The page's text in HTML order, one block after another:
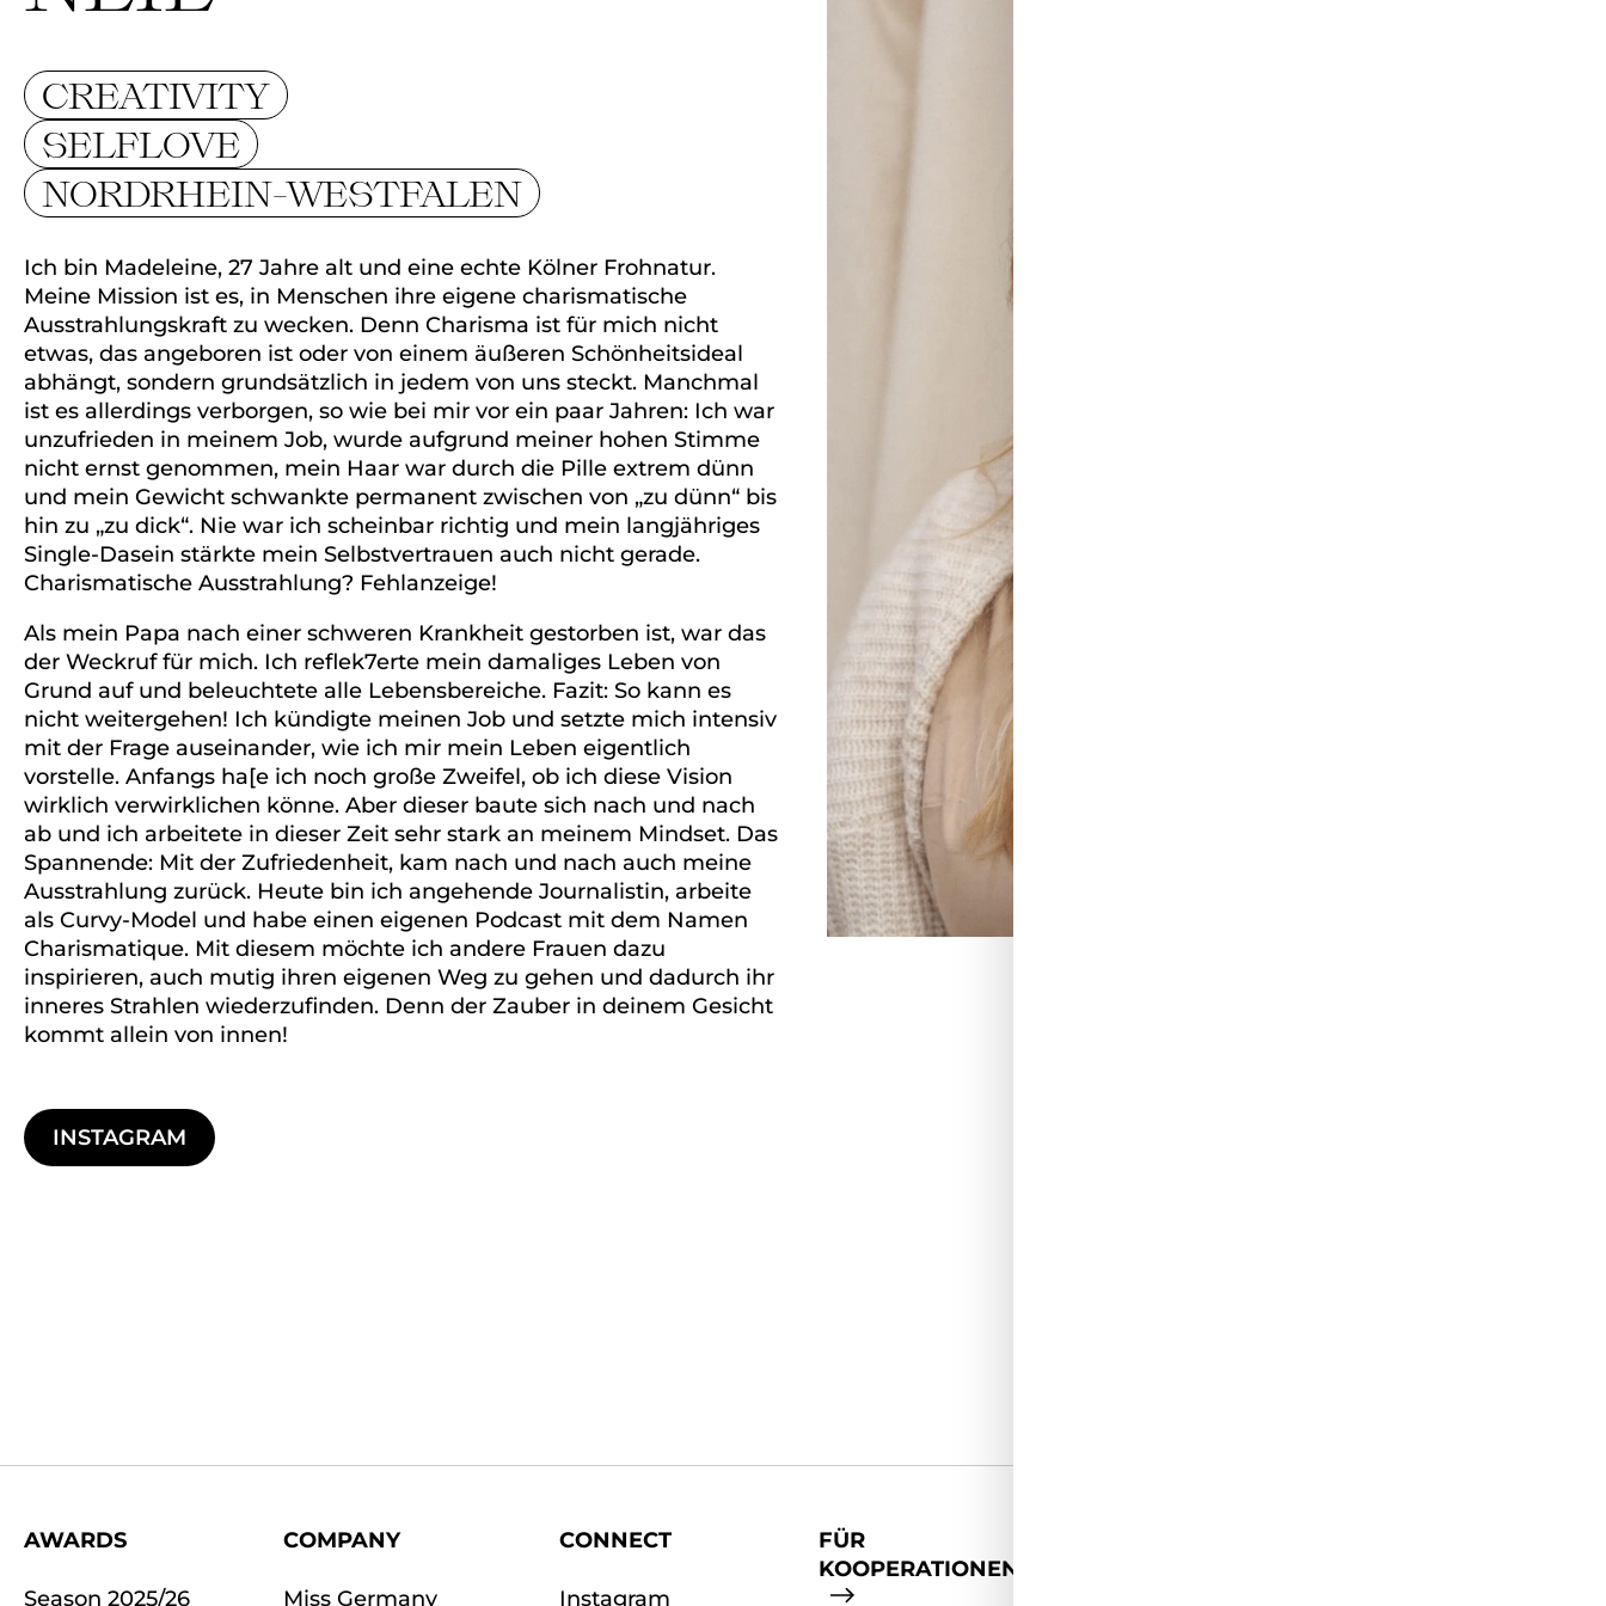
CREATIVITY
SELFLOVE
NORDRHEIN-WESTFALEN
Ich bin Madeleine, 27 Jahre alt und eine echte Kölner Frohnatur.
Meine Mission ist es, in Menschen ihre eigene charismatische
Ausstrahlungskraft zu wecken. Denn Charisma ist für mich nicht
etwas, das angeboren ist oder von einem äußeren Schönheitsideal
abhängt, sondern grundsätzlich in jedem von uns steckt. Manchmal
ist es allerdings verborgen, so wie bei mir vor ein paar Jahren: Ich war
unzufrieden in meinem Job, wurde aufgrund meiner hohen Stimme
nicht ernst genommen, mein Haar war durch die Pille extrem dünn
und mein Gewicht schwankte permanent zwischen von „zu dünn“ bis
hin zu „zu dick“. Nie war ich scheinbar richtig und mein langjähriges
Single-Dasein stärkte mein Selbstvertrauen auch nicht gerade.
Charismatische Ausstrahlung? Fehlanzeige!
Als mein Papa nach einer schweren Krankheit gestorben ist, war das
der Weckruf für mich. Ich reflek7erte mein damaliges Leben von
Grund auf und beleuchtete alle Lebensbereiche. Fazit: So kann es
nicht weitergehen! Ich kündigte meinen Job und setzte mich intensiv
mit der Frage auseinander, wie ich mir mein Leben eigentlich
vorstelle. Anfangs ha[e ich noch große Zweifel, ob ich diese Vision
wirklich verwirklichen könne. Aber dieser baute sich nach und nach
ab und ich arbeitete in dieser Zeit sehr stark an meinem Mindset. Das
Spannende: Mit der Zufriedenheit, kam nach und nach auch meine
Ausstrahlung zurück. Heute bin ich angehende Journalistin, arbeite
als Curvy-Model und habe einen eigenen Podcast mit dem Namen
Charismatique. Mit diesem möchte ich andere Frauen dazu
inspirieren, auch mutig ihren eigenen Weg zu gehen und dadurch ihr
inneres Strahlen wiederzufinden. Denn der Zauber in deinem Gesicht
kommt allein von innen!
INSTAGRAM
AWARDS
Season 2025/26
COMPANY
Miss Germany
CONNECT
Instagram
FÜR
KOOPERATIONEN